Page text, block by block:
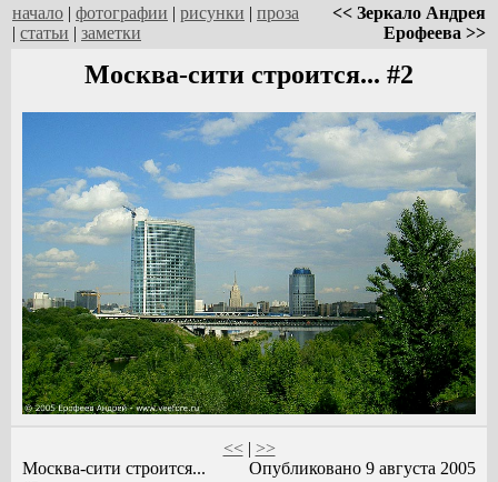
начало | фотографии | рисунки | проза
| статьи | заметки
<< Зеркало Андрея
Ерофеева >>
Москва-сити строится... #2
<<| >>
Москва-сити строится...
Опубликовано 9 августа 2005